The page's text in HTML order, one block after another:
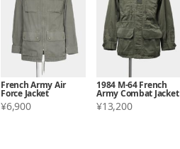
French Army Air
Force Jacket
¥6,900
1984 M-64 French
Army Combat Jacket
¥13,200